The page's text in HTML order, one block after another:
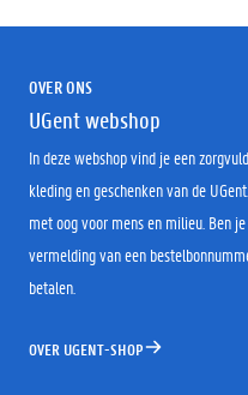
OVER ONS
UGent webshop
In deze webshop vind je een
kleding en geschenken van de
met oog voor mens en milieu. Ben
vermelding van een
betalen.
OVER UGENT-SHOP